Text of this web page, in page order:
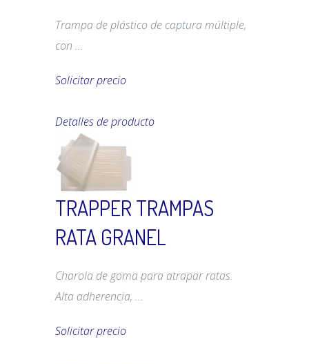
Trampa de plástico de captura múltiple,
con ...
Solicitar precio
Detalles de producto
TRAPPER TRAMPAS
RATA GRANEL
Charola de goma para atrapar ratas.
Alta adherencia, ...
Solicitar precio